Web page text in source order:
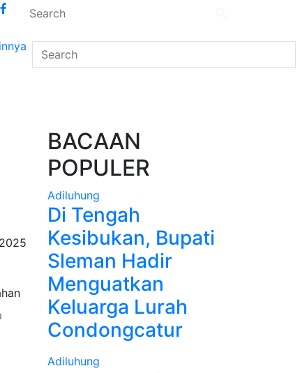
BACAAN
POPULER
Adiluhung
Di Tengah
Kesibukan, Bupati
Sleman Hadir
Menguatkan
Keluarga Lurah
Condongcatur
Adiluhung